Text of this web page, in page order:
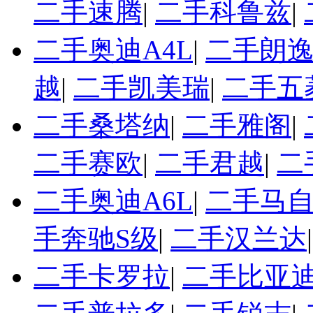
二手速腾| 二手科鲁兹|
二手奥迪A4L| 二手朗
越| 二手凯美瑞| 二手五
二手桑塔纳| 二手雅阁|
二手赛欧| 二手君越| 二
二手奥迪A6L| 二手马
手奔驰S级| 二手汉兰达
二手卡罗拉| 二手比亚